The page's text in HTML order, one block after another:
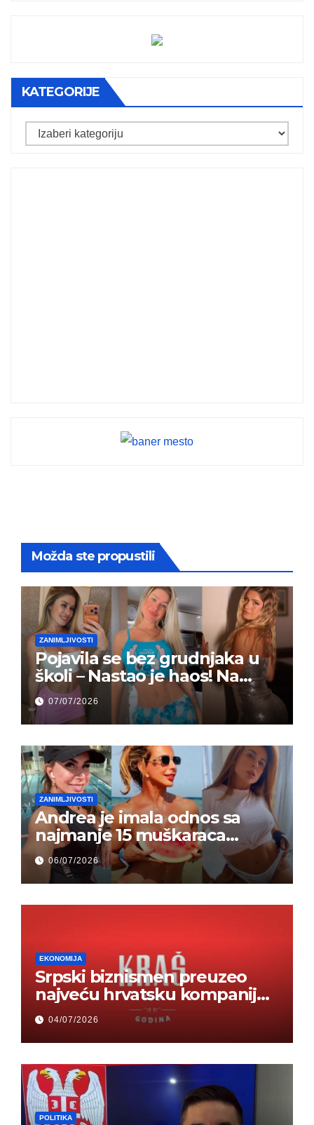
KATEGORIJE
Kategorije
Možda ste propustili
ZANIMLJIVOSTI
Pojavila se bez grudnjaka u
školi – Nastao je haos! Na
grupi je majke napale (FOTO)
07/07/2026
ZANIMLJIVOSTI
Andrea je imala odnos sa
najmanje 15 muškaraca
odjednom – „Doktor mi je
rekao…“ (FOTO)
06/07/2026
EKONOMIJA
Srpski biznismen preuzeo
najveću hrvatsku kompaniju i
ponos zemlje – Hrvati ne
mogu da veruju
04/07/2026
POLITIKA